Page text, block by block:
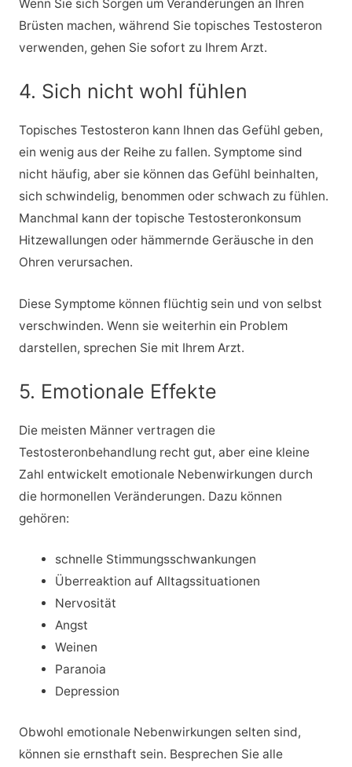
Wenn Sie sich Sorgen um Veränderungen an Ihren
Brüsten machen, während Sie topisches Testosteron
verwenden, gehen Sie sofort zu Ihrem Arzt.
4. Sich nicht wohl fühlen
Topisches Testosteron kann Ihnen das Gefühl geben,
ein wenig aus der Reihe zu fallen. Symptome sind
nicht häufig, aber sie können das Gefühl beinhalten,
sich schwindelig, benommen oder schwach zu fühlen.
Manchmal kann der topische Testosteronkonsum
Hitzewallungen oder hämmernde Geräusche in den
Ohren verursachen.
Diese Symptome können flüchtig sein und von selbst
verschwinden. Wenn sie weiterhin ein Problem
darstellen, sprechen Sie mit Ihrem Arzt.
5. Emotionale Effekte
Die meisten Männer vertragen die
Testosteronbehandlung recht gut, aber eine kleine
Zahl entwickelt emotionale Nebenwirkungen durch
die hormonellen Veränderungen. Dazu können
gehören:
schnelle Stimmungsschwankungen
Überreaktion auf Alltagssituationen
Nervosität
Angst
Weinen
Paranoia
Depression
Obwohl emotionale Nebenwirkungen selten sind,
können sie ernsthaft sein. Besprechen Sie alle